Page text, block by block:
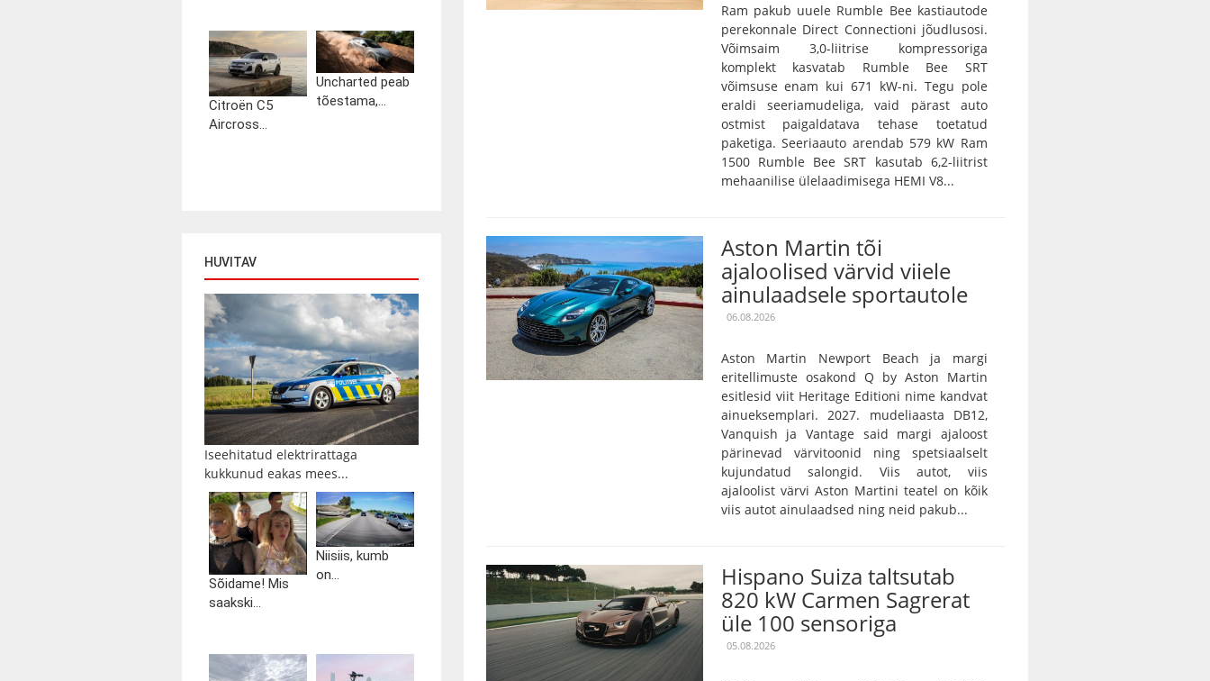
Citroën C5
Aircross...
Uncharted peab
tõestama,...
HUVITAV
Iseehitatud elektrirattaga
kukkunud eakas mees...
Sõidame! Mis
saakski...
Niisiis, kumb
on...
Ram pakub uuele Rumble Bee kastiautode
perekonnale Direct Connectioni jõudlusosi.
Võimsaim 3,0-liitrise kompressoriga
komplekt kasvatab Rumble Bee SRT
võimsuse enam kui 671 kW-ni. Tegu pole
eraldi seeriamudeliga, vaid pärast auto
ostmist paigaldatava tehase toetatud
paketiga. Seeriaauto arendab 579 kW Ram
1500 Rumble Bee SRT kasutab 6,2-liitrist
mehaanilise ülelaadimisega HEMI V8...
Aston Martin tõi
ajaloolised värvid viiele
ainulaadsele sportautole
06.08.2026
Aston Martin Newport Beach ja margi
eritellimuste osakond Q by Aston Martin
esitlesid viit Heritage Editioni nime kandvat
ainueksemplari. 2027. mudeliaasta DB12,
Vanquish ja Vantage said margi ajaloost
pärinevad värvitoonid ning spetsiaalselt
kujundatud salongid. Viis autot, viis
ajaloolist värvi Aston Martini teatel on kõik
viis autot ainulaadsed ning neid pakub...
Hispano Suiza taltsutab
820 kW Carmen Sagrerat
üle 100 sensoriga
05.08.2026